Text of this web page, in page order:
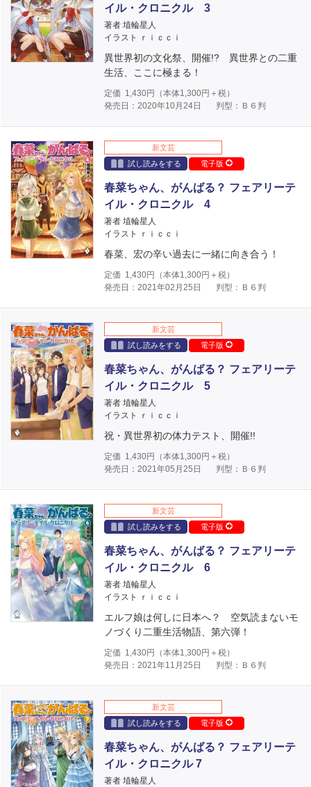
イル・クロニクル 3
著者 埴輪星人
イラスト ｒｉｃｃｉ
異世界初の文化祭、開催!? 異世界との二重
生活、ここに極まる！
定価 1,430円（本体1,300円＋税）
発売日：2020年10月24日
判型：Ｂ６判
新文芸
試し読みをする
電子版
春菜ちゃん、がんばる？ フェアリーテ
イル・クロニクル 4
著者 埴輪星人
イラスト ｒｉｃｃｉ
春菜、宏の辛い過去に一緒に向き合う！
定価 1,430円（本体1,300円＋税）
発売日：2021年02月25日
判型：Ｂ６判
新文芸
試し読みをする
電子版
春菜ちゃん、がんばる？ フェアリーテ
イル・クロニクル 5
著者 埴輪星人
イラスト ｒｉｃｃｉ
祝・異世界初の体力テスト、開催!!
定価 1,430円（本体1,300円＋税）
発売日：2021年05月25日
判型：Ｂ６判
新文芸
試し読みをする
電子版
春菜ちゃん、がんばる？ フェアリーテ
イル・クロニクル 6
著者 埴輪星人
イラスト ｒｉｃｃｉ
エルフ娘は何しに日本へ？ 空気読まないモ
ノづくり二重生活物語、第六弾！
定価 1,430円（本体1,300円＋税）
発売日：2021年11月25日
判型：Ｂ６判
新文芸
試し読みをする
電子版
春菜ちゃん、がんばる？ フェアリーテ
イル・クロニクル 7
著者 埴輪星人